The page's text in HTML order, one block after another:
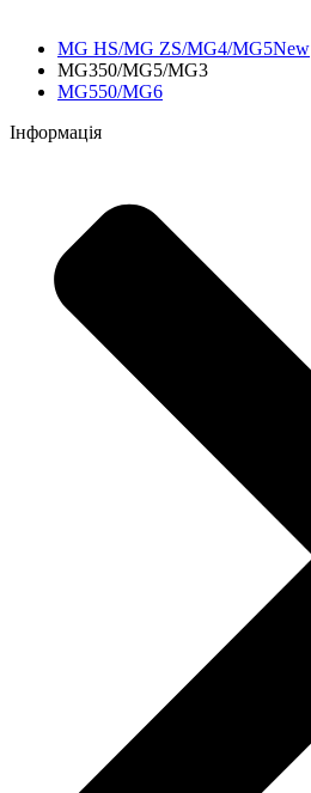
MG HS/MG ZS/MG4/MG5New
MG350/MG5/MG3
MG550/MG6
Інформація